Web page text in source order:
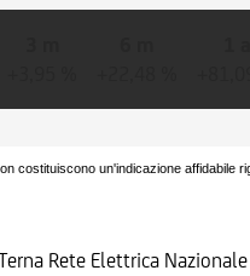
costituiscono un'indicazione affidabile
Rete Elettrica Nazionale